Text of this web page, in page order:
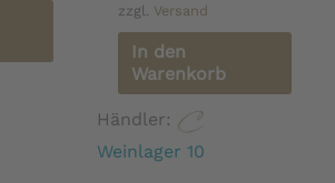
zzgl. Versand
In den
Warenkorb
Händler:
Weinlager 10